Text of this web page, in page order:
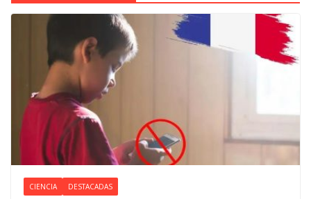
CIENCIA DESTACADAS